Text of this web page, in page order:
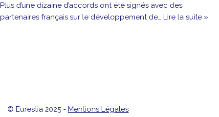
Plus d’une dizaine d’accords ont été signés avec des
partenaires français sur le développement de… Lire la suite »
© Eurestia 2025 - Mentions Légales